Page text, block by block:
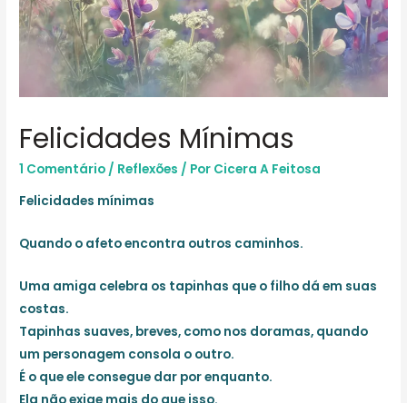
Felicidades Mínimas
1 Comentário / Reflexões / Por Cicera A Feitosa
Felicidades mínimas
Quando o afeto encontra outros caminhos.
Uma amiga celebra os tapinhas que o filho dá em suas
costas.
Tapinhas suaves, breves, como nos doramas, quando
um personagem consola o outro.
É o que ele consegue dar por enquanto.